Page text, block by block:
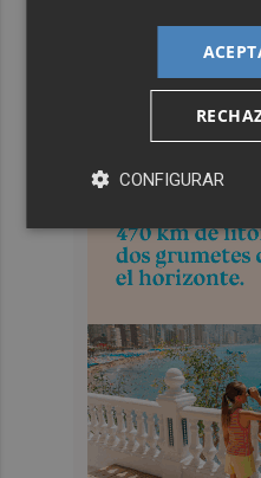
CONFIGURAR